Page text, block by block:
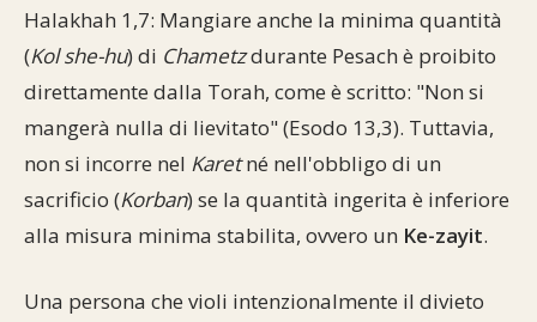
Halakhah 1,7: Mangiare anche la minima quantità
(Kol she-hu) di Chametzdurante Pesach è proibito
direttamente dalla Torah, come è scritto: "Non si
mangerà nulla di lievitato" (Esodo 13,3). Tuttavia,
non si incorre nel Karetné nell'obbligo di un
sacrificio (Korban) se la quantità ingerita è inferiore
alla misura minima stabilita, ovvero un Ke-zayit.
Una persona che violi intenzionalmente il divieto